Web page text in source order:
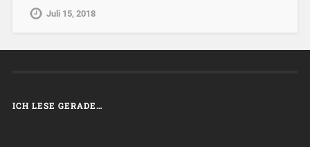
Juli 15, 2018
ICH LESE GERADE…